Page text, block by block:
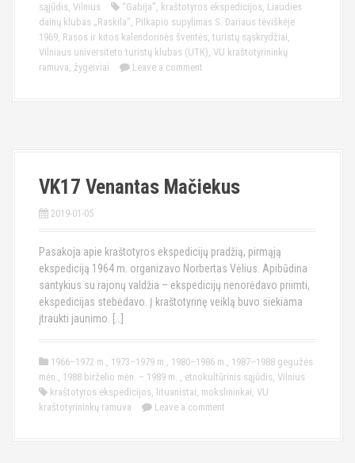
sąjūdis, Vilnius “Gabija”, kraštotyros ekspedicijos, Liaudies
dainų klubas „Raskila“, Pilkapio supylimas S. Dariaus tėviškėje
1969, Rasos ir kitos kalendorinės šventės, turistų sąskrydžiai,
Vilniaus universiteto turistų klubas (UTK), VU kraštotyrininkų
ramuva, žygeiviai Leave a comment
VK17 Venantas Mačiekus
2019-01-05
Pasakoja apie kraštotyros ekspedicijų pradžią, pirmąją
ekspediciją 1964 m. organizavo Norbertas Vėlius. Apibūdina
santykius su rajonų valdžia – ekspedicijų nenorėdavo priimti,
ekspedicijas stebėdavo. Į kraštotyrinę veiklą buvo siekiama
įtraukti jaunimo. […]
1966–1972 m., 1973–1979 m., 1980–1986 m., 1987–1988 gegužės
mėn., 1988 birželio mėn. – 1989 m. , etnokultūrinis sąjūdis, Vilnius
kraštotyros ekspedicijos, lituanistai, mokslininkai, VU
kraštotyrininkų ramuva
Leave a comment